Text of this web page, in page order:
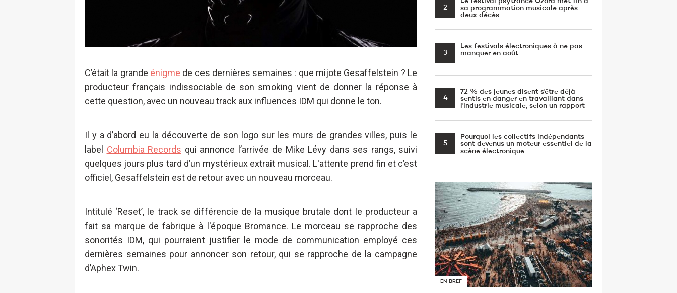
C’était la grande énigme de ces dernières semaines : que mijote Gesaffelstein ? Le
producteur français indissociable de son smoking vient de donner la réponse à
cette question, avec un nouveau track aux influences IDM qui donne le ton.
Il y a d’abord eu la découverte de son logo sur les murs de grandes villes, puis le
label Columbia Records qui annonce l’arrivée de Mike Lévy dans ses rangs, suivi
quelques jours plus tard d’un mystérieux extrait musical. L'attente prend fin et c’est
officiel, Gesaffelstein est de retour avec un nouveau morceau.
Intitulé ‘Reset’, le track se différencie de la musique brutale dont le producteur a
fait sa marque de fabrique à l'époque Bromance. Le morceau se rapproche des
sonorités IDM, qui pourraient justifier le mode de communication employé ces
dernières semaines pour annoncer son retour, qui se rapproche de la campagne
d’Aphex Twin.
2
sa programmation musicale après
deux décès
3
Les festivals électroniques à ne pas
manquer en août
4
72 % des jeunes disent s'être déjà
sentis en danger en travaillant dans
l'industrie musicale, selon un rapport
5
Pourquoi les collectifs indépendants
sont devenus un moteur essentiel de la
scène électronique
EN BREF